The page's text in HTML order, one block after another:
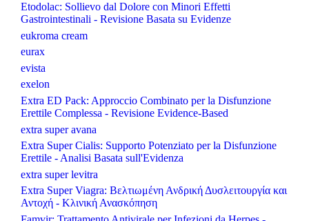
Etodolac: Sollievo dal Dolore con Minori Effetti
Gastrointestinali - Revisione Basata su Evidenze
eukroma cream
eurax
evista
exelon
Extra ED Pack: Approccio Combinato per la Disfunzione
Erettile Complessa - Revisione Evidence-Based
extra super avana
Extra Super Cialis: Supporto Potenziato per la Disfunzione
Erettile - Analisi Basata sull'Evidenza
extra super levitra
Extra Super Viagra: Βελτιωμένη Ανδρική Δυσλειτουργία και
Αντοχή - Κλινική Ανασκόπηση